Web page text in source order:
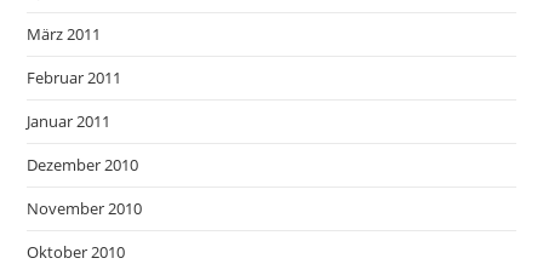
März 2011
Februar 2011
Januar 2011
Dezember 2010
November 2010
Oktober 2010